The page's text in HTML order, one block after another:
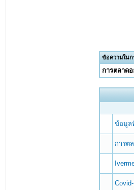
ข้อความใน
การตลาด
ข้อมูล
การต